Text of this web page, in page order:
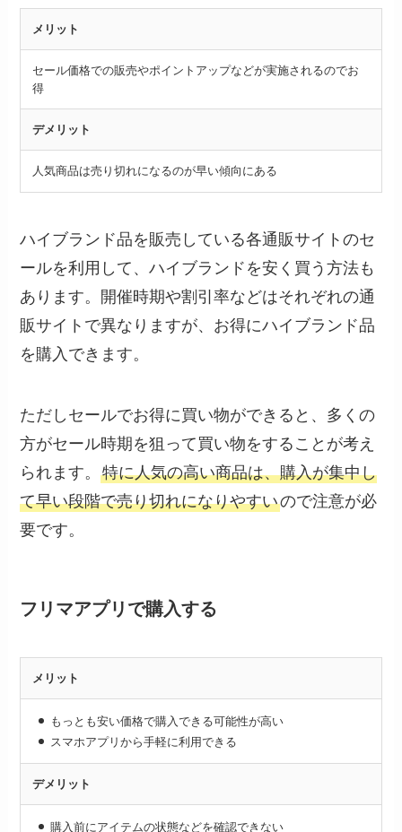
メリット
セール価格での販売やポイントアップなどが実施されるのでお
得
デメリット
人気商品は売り切れになるのが早い傾向にある
ハイブランド品を販売している各通販サイトのセ
ールを利用して、ハイブランドを安く買う方法も
あります。開催時期や割引率などはそれぞれの通
販サイトで異なりますが、お得にハイブランド品
を購入できます。
ただしセールでお得に買い物ができると、多くの
方がセール時期を狙って買い物をすることが考え
られます。特に人気の高い商品は、購入が集中し
て早い段階で売り切れになりやすいので注意が必
要です。
フリマアプリで購入する
メリット
もっとも安い価格で購入できる可能性が高い
スマホアプリから手軽に利用できる
デメリット
購入前にアイテムの状態などを確認できない